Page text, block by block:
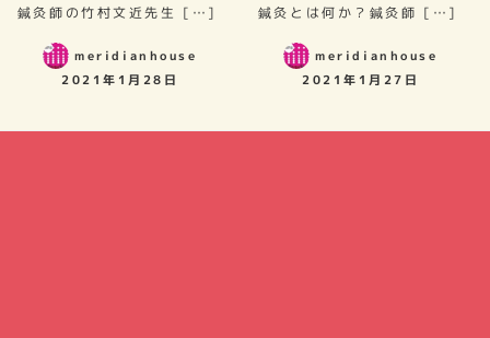
鍼灸師の竹村文近先生 […]
meridianhouse
2021年1月28日
鍼灸とは何か？鍼灸師 […]
meridianhouse
2021年1月27日